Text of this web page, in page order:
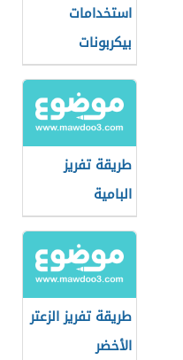
استخدامات
بيكربونات
الصوديوم في
الأكل
طريقة تفريز
البامية
طريقة تفريز الزعتر
الأخضر